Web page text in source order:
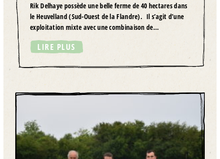
Rik Delhaye possède une belle ferme de 40 hectares dans
le Heuvelland (Sud-Ouest de la Flandre). Il s’agit d’une
exploitation mixte avec une combinaison de…
LIRE PLUS